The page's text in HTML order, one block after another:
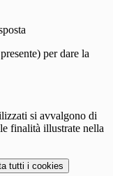
per dare la
si avvalgono di
finalità illustrate nella
tutti i cookies